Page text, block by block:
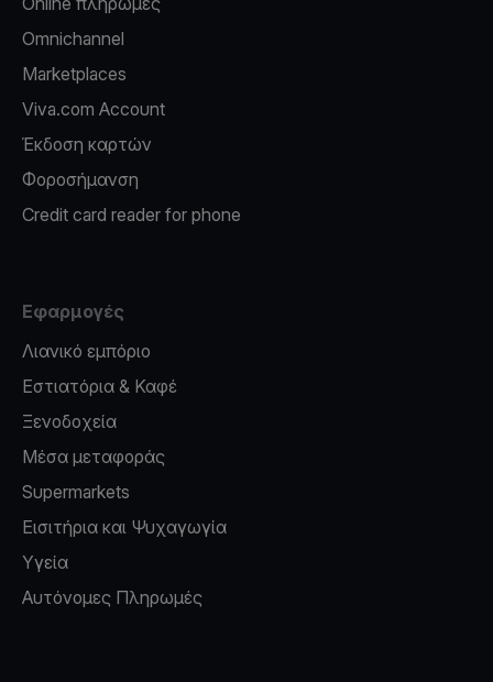
Omnichannel
Marketplaces
Viva.com Account
Έκδοση καρτών
Φοροσήμανση
Credit card reader for phone
Εφαρμογές
Λιανικό εμπόριο
Εστιατόρια & Καφέ
Ξενοδοχεία
Μέσα μεταφοράς
Supermarkets
Εισιτήρια και Ψυχαγωγία
Υγεία
Αυτόνομες Πληρωμές